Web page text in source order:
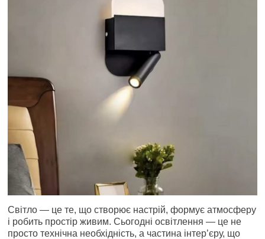
Світло — це те, що створює настрій, формує атмосферу
і робить простір живим. Сьогодні освітлення — це не
просто технічна необхідність, а частина інтер’єру, що